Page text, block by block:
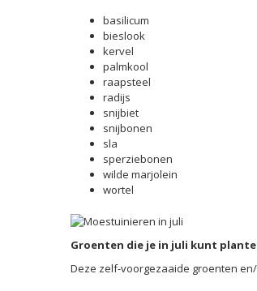
basilicum
bieslook
kervel
palmkool
raapsteel
radijs
snijbiet
snijbonen
sla
sperziebonen
wilde marjolein
wortel
Groenten die je in juli kunt
Deze zelf-voorgezaaide groenten